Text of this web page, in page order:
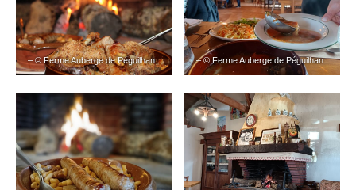
– © Ferme Auberge de Péguilhan – © Ferme Auberge de Péguilhan